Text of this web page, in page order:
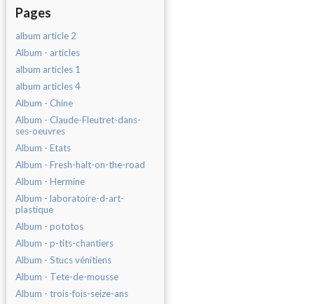
Pages
album article 2
Album - articles
album articles 1
album articles 4
Album - Chine
Album - Claude-Fleutret-dans-
ses-oeuvres
Album - Etats
Album - Fresh-halt-on-the-road
Album - Hermine
Album - laboratoire-d-art-
plastique
Album - pototos
Album - p-tits-chantiers
Album - Stucs vénitiens
Album - Tete-de-mousse
Album - trois-fois-seize-ans